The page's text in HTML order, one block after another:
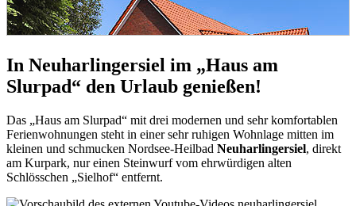
In Neuharlingersiel im „Haus am
Slurpad“ den Urlaub genießen!
Das „Haus am Slurpad“ mit drei modernen und sehr komfortablen
Ferienwohnungen steht in einer sehr ruhigen Wohnlage mitten im
kleinen und schmucken Nordsee-Heilbad Neuharlingersiel, direkt
am Kurpark, nur einen Steinwurf vom ehrwürdigen alten
Schlösschen „Sielhof“ entfernt.